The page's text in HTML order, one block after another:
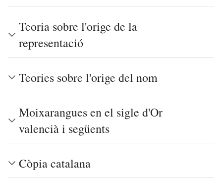
Teoria sobre l'orige de la
representació
Teories sobre l'orige del nom
Moixarangues en el sigle d'Or
valencià i següents
Còpia catalana